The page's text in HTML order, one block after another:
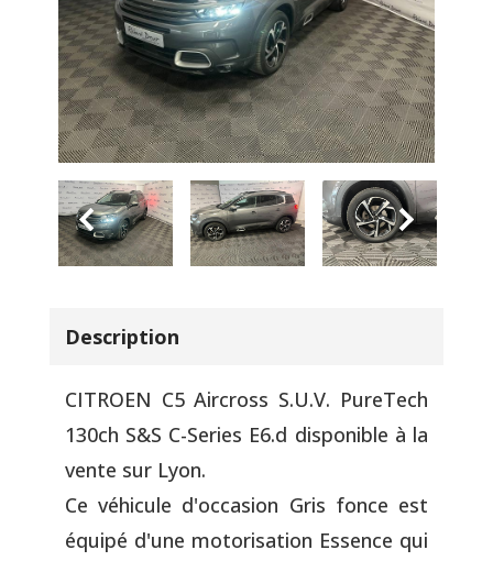
Description
CITROEN C5 Aircross S.U.V. PureTech
130ch S&S C-Series E6.d disponible à la
vente sur Lyon.
Ce véhicule d'occasion Gris fonce est
équipé d'une motorisation Essence qui